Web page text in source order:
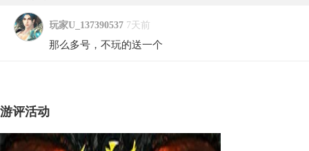
玩家U_137390537 7天前
那么多号，不玩的送一个
游评活动